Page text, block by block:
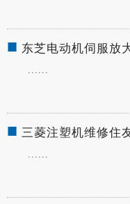
■ 东芝电动机伺服放
■ 三菱注塑机维修住